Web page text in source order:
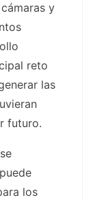
y
reto
las
futuro.
los